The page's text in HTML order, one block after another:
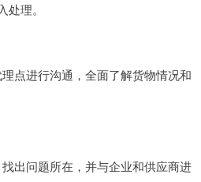
处理。
点进行沟通，全面了解货物情况和
出问题所在，并与企业和供应商进